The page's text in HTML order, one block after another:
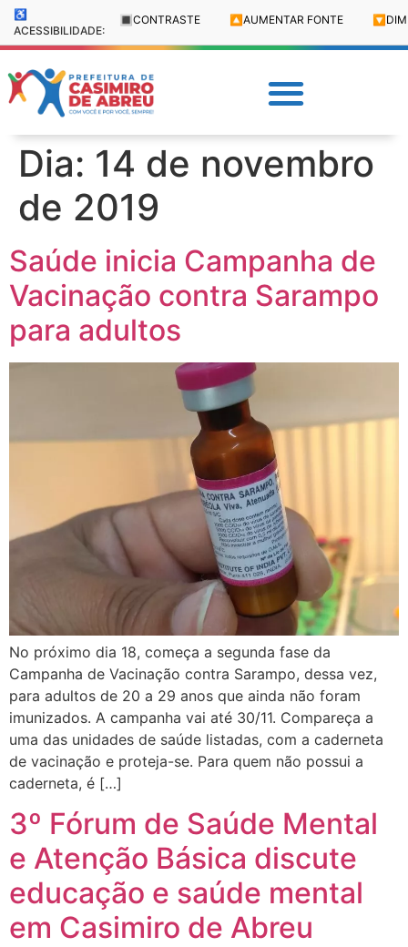
♿
ACESSIBILIDADE:
🔳 CONTRASTE 🔼 AUMENTAR FONTE 🔽
Dia: 14 de novembro
de 2019
Saúde inicia Campanha de
Vacinação contra Sarampo
para adultos
No próximo dia 18, começa a segunda fase da
Campanha de Vacinação contra Sarampo, dessa vez,
para adultos de 20 a 29 anos que ainda não foram
imunizados. A campanha vai até 30/11. Compareça a
uma das unidades de saúde listadas, com a caderneta
de vacinação e proteja-se. Para quem não possui a
caderneta, é […]
3º Fórum de Saúde Mental
e Atenção Básica discute
educação e saúde mental
em Casimiro de Abreu